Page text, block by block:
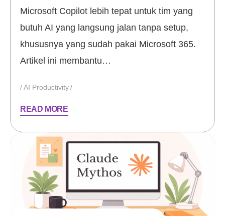
Microsoft Copilot lebih tepat untuk tim yang
butuh AI yang langsung jalan tanpa setup,
khususnya yang sudah pakai Microsoft 365.
Artikel ini membantu…
AI Productivity
READ MORE